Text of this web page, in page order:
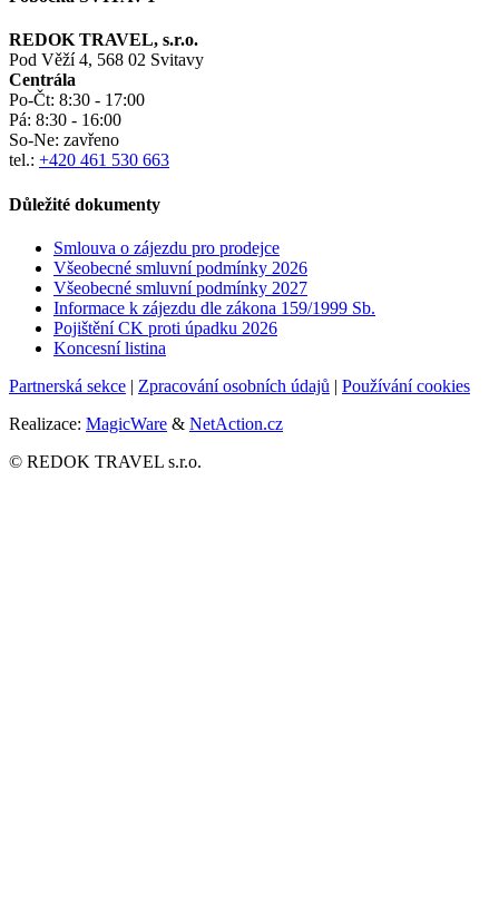
REDOK TRAVEL, s.r.o.
Pod Věží 4, 568 02 Svitavy
Centrála
Po-Čt: 8:30 - 17:00
Pá: 8:30 - 16:00
So-Ne: zavřeno
tel.: +420 461 530 663
Důležité dokumenty
Smlouva o zájezdu pro prodejce
Všeobecné smluvní podmínky 2026
Všeobecné smluvní podmínky 2027
Informace k zájezdu dle zákona 159/1999 Sb.
Pojištění CK proti úpadku 2026
Koncesní listina
Partnerská sekce | Zpracování osobních údajů | Používání cookies
Realizace: MagicWare & NetAction.cz
© REDOK TRAVEL s.r.o.